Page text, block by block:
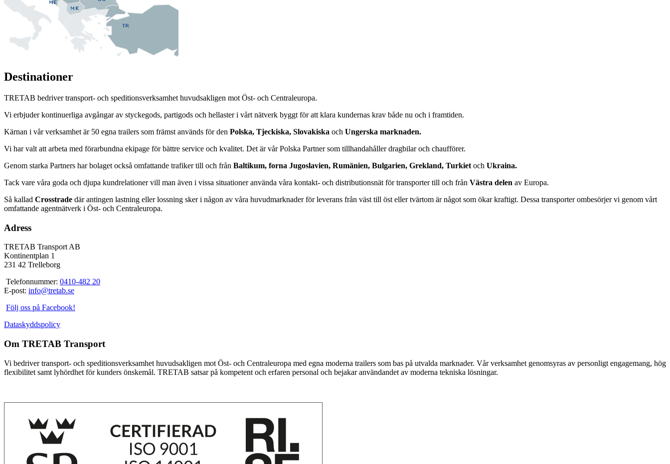
Destinationer
TRETAB bedriver transport- och speditionsverksamhet huvudsakligen mot Öst- och Centraleuropa.
Vi erbjuder kontinuerliga avgångar av styckegods, partigods och hellaster i vårt nätverk byggt för att klara kundernas krav både nu och i framtiden.
Kärnan i vår verksamhet är 50 egna trailers som främst används för den Polska, Tjeckiska, Slovakiska och Ungerska marknaden.
Vi har valt att arbeta med förarbundna ekipage för bättre service och kvalitet. Det är vår Polska Partner som tillhandahåller dragbilar och chaufförer.
Genom starka Partners har bolaget också omfattande trafiker till och från Baltikum, forna Jugoslavien, Rumänien, Bulgarien, Grekland, Turkiet och Ukraina.
Tack vare våra goda och djupa kundrelationer vill man även i vissa situationer använda våra kontakt- och distributionsnät för transporter till och från Västra delen av Europa.
Så kallad Crosstrade där antingen lastning eller lossning sker i någon av våra huvudmarknader för leverans från väst till öst eller tvärtom är något som ökar kraftigt. Dessa transporter ombesörjer vi genom vårt
omfattande agentnätverk i Öst- och Centraleuropa.
Adress
TRETAB Transport AB
Kontinentplan 1
231 42 Trelleborg
Telefonnummer: 0410-482 20
E-post: info@tretab.se
Följ oss på Facebook!
Dataskyddspolicy
Om TRETAB Transport
Vi bedriver transport- och speditionsverksamhet huvudsakligen mot Öst- och Centraleuropa med egna moderna trailers som bas på utvalda marknader. Vår verksamhet genomsyras av personligt engagemang, hög
flexibilitet samt lyhördhet för kunders önskemål. TRETAB satsar på kompetent och erfaren personal och bejakar användandet av moderna tekniska lösningar.